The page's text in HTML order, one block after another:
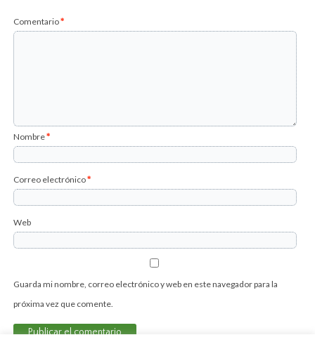
Comentario*
Nombre*
Correo electrónico*
Web
Guarda mi nombre, correo electrónico y web en este navegador para la
próxima vez que comente.